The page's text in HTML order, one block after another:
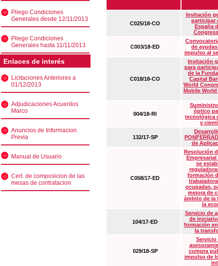
Pliego Condiciones
Generales desde 12/11/2013
Pliego Condiciones
Generales hasta 11/11/2013
Enlaces de interés
Licitaciones Anteriores a
01/12/2013
Adjudicaciones Acuerdos
Marco
Anuncios de Informacion
Previa
Manual de Usuario
Cert. de composicion de las
mesas de contratacion
C025/18-CO
Invitación
participar
España
C003/18-ED
de
impulso al
C018/18-CO
Invitación
para
de la
Capital
World
Mobile
004/18-RI
óptico
tecnológica
y
132/17-SP
de
C058/17-ED
Resolución
Empresarial
se
formación
ocupadas,
mejora de
ámbito de la
la
104/17-ED
Servicio de
de
formación
la
029/18-SP
Servicio
compra
impulso de